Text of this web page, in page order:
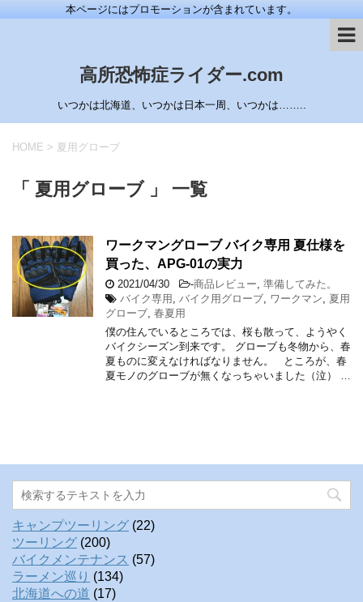
本ページにはプロモーションが含まれています。
高所恐怖症ライダー.com
いつかは北海道、いつかは日本一周、いつかは……..
HOME > 夏用グローブ
「 夏用グローブ 」 一覧
ワークマングローブ バイク専用 夏仕様を
買った、APG-01の実力
2021/04/30 -商品レビュー 準備してみた。
バイク専用
バイク用グローブ ワークマン
夏用
グローブ 春夏用
僕の住んでいるところでは、桜も散って、ようやく
バイクシーズン到来です。 グローブも冬物から、春
夏ものに変えなければなりません。 ところが、春
夏モノのグローブが無くなっちゃいました（泣） …
キャンプツーリング (22)
ツーリング (200)
バイクメンテナンス (57)
ラーメン巡り (134)
北海道への道 (17)